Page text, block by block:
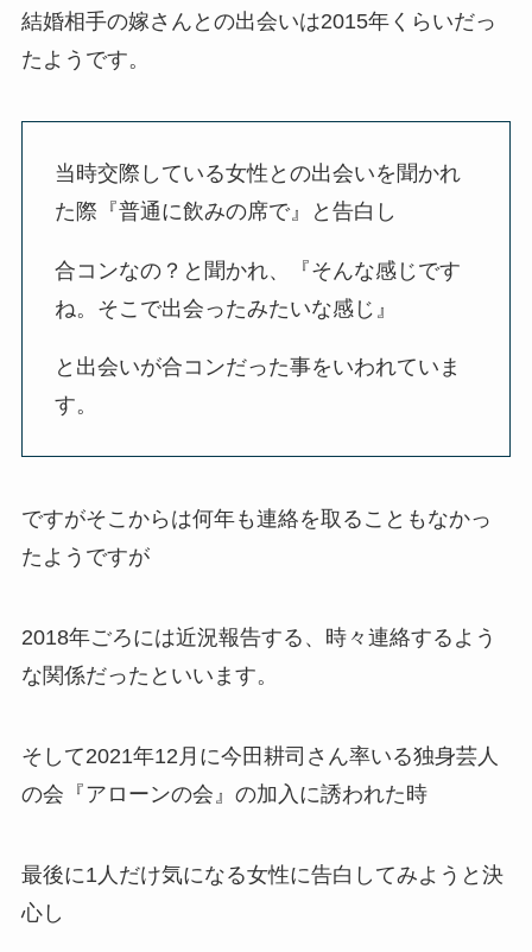
結婚相手の嫁さんとの出会いは2015年くらいだっ
たようです。
当時交際している女性との出会いを聞かれ
た際『普通に飲みの席で』と告白し
合コンなの？と聞かれ、『そんな感じです
ね。そこで出会ったみたいな感じ』
と出会いが合コンだった事をいわれていま
す。
ですがそこからは何年も連絡を取ることもなかっ
たようですが
2018年ごろには近況報告する、時々連絡するよう
な関係だったといいます。
そして2021年12月に今田耕司さん率いる独身芸人
の会『アローンの会』の加入に誘われた時
最後に1人だけ気になる女性に告白してみようと決
心し